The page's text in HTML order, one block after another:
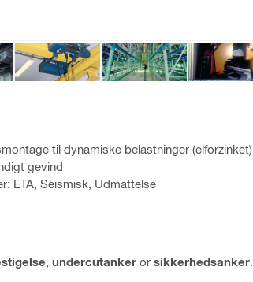
til dynamiske belastninger (elforzinket)
gevind
ETA, Seismisk, Udmattelse
undercutanker or sikkerhedsanker